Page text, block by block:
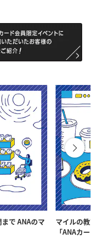
で ANAのマ
マイルの
「ANAカ